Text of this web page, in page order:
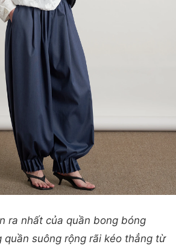
ra nhất của quần bong bóng
quần suông rộng rãi kéo thẳng từ